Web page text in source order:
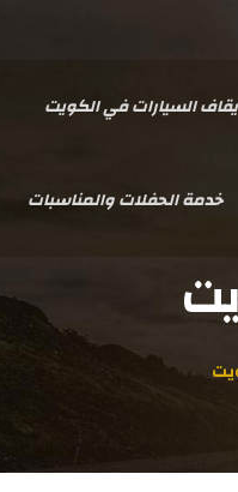
السيارات في الكويت
خدمة الحفلات والمناسبات